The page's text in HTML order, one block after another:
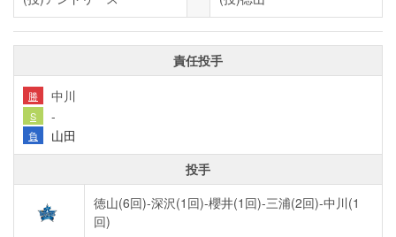
責任投手
勝 中川
S -
負
山田
投手
徳山(6回)-深沢(1回)-櫻井(1回)-三浦(2回)-中川(1
回)